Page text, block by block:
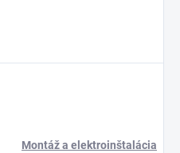
Montáž a elektroinštalácia